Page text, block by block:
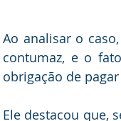
Ao analisar o
contumaz, e o
obrigação de
Ele destacou que,